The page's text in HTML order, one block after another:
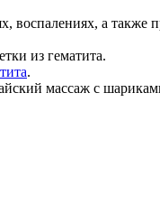
воспалениях, а
из гематита.
.
массаж с